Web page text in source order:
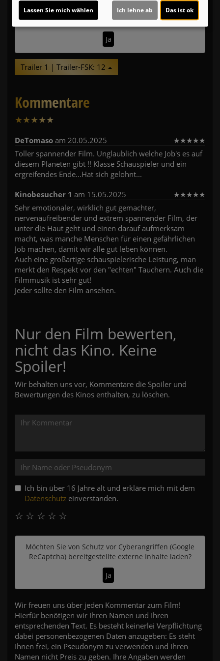
Möchten Sie von
Youtube (Trailer ansehen)
bereitgestellte externe Inhalte laden?
Ja
Trailer 1 | Trailer-FSK: 12
Kommentare
★★★★★
DeTomaso am 20.05.2025 ★★★★★
Toller spannender Film. Unglaublich welche Job's es auf
diesem Planeten gibt !! Klasse Schauspieler und ein
ergreifendes Ende...Hat sich gelohnt...
Kinobesucher 1 am 15.05.2025 ★★★★★
Sehr emotionaler, wirklich gut gemachter,
nervenaufreibender und extrem spannender Film, der
unter die Haut geht und einen darauf aufmerksam
macht, was manche Menschen für einen gefährlichen
Job machen, damit wir alle gut leben können.
Auch eine großartige schauspielerische Leistung, man
merkt den Respekt vor den "echten" Tauchern. Auch die
Filmmusik ist sehr gut!
Jeder sollte den Film ansehen.
Nur den Film bewerten,
nicht das Kino. Keine
Spoiler!
Wir behalten uns vor, Kommentare die Spoiler und
Bewertungen des Kinos enthalten, zu löschen.
Ich bin über 16 Jahre alt und erkläre mich mit dem
Datenschutz einverstanden.
☆
☆
☆
☆
☆
Möchten Sie von Schutz vor Cyberangriffen (Google
ReCaptcha)bereitgestellte externe Inhalte laden?
Ja
Wir freuen uns über jeden Kommentar zum Film!
Hierfür benötigen wir Ihren Namen und Ihren
entsprechenden Text. Es besteht keinerlei Verpflichtung
dabei personenbezogenen Daten anzugeben: Es steht
Ihnen frei, ein Pseudonym zu verwenden und Ihren
Namen nicht Preis zu geben. Ihre Angaben werden
Lassen Sie mich wählen Ich lehne ab Das ist ok